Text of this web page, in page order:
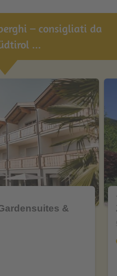
– consigliati da
...
&